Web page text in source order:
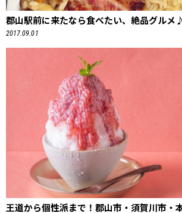
郡山駅前に来たなら食べたい、絶品グルメ♪
2017.09.01
王道から個性派まで！郡山市・須賀川市・